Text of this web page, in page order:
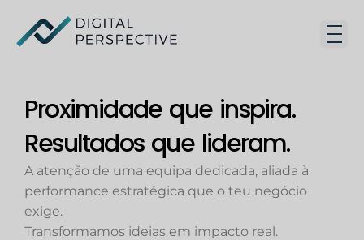
content
Proximidade que inspira.
Resultados que lideram.
A atenção de uma equipa dedicada, aliada à
performance estratégica que o teu negócio
exige.
Transformamos ideias em impacto real.